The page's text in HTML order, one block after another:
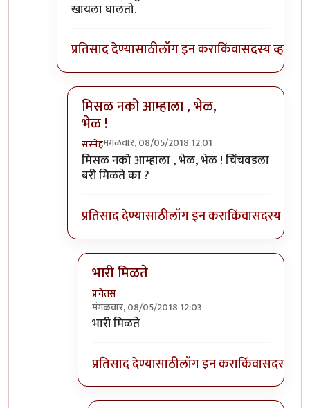
खायला घालतो.
प्रतिसाद देण्यासाठीलॉग इन कराकिंवासदस्य व्हा
मिसळ नको आम्हाला , भेळ,
भेळ !
सस्नेहमंगळवार, 08/05/2018 12:01
In reply toया चिंचवडात, तुम्हालाbyप्रचेतस
मिसळ नको आम्हाला , भेळ, भेळ ! चिंचवडला
बरी मिळते का ?
प्रतिसाद देण्यासाठीलॉग इन कराकिंवासदस्य व्हा
भारी मिळते
प्रचेतस
मंगळवार, 08/05/2018 12:03
In reply to
भारी मिळते
प्रतिसाद देण्यासाठीलॉग इन कराकिंवासदस्य व्हा